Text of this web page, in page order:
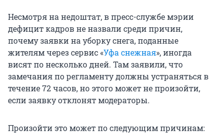
Несмотря на недоштат, в пресс-службе мэрии
дефицит кадров не назвали среди причин,
почему заявки на уборку снега, поданные
жителям через сервис «Уфа снежная», иногда
висят по несколько дней. Там заявили, что
замечания по регламенту должны устраняться в
течение 72 часов, но этого может не произойти,
если заявку отклонят модераторы.
Произойти это может по следующим причинам: